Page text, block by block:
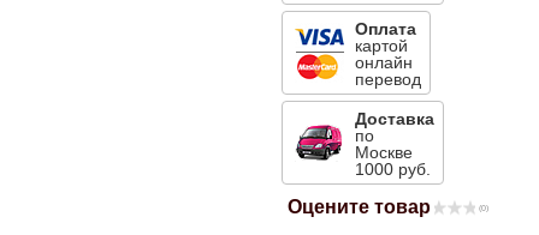
Оплата
картой
онлайн
перевод
Доставка
по
Москве
1000 руб.
Оцените товар (0)